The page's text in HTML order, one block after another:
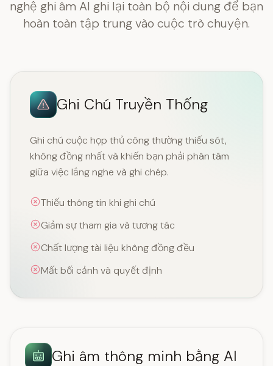
nghệ ghi âm AI ghi lại toàn bộ nội dung để bạn
hoàn toàn tập trung vào cuộc trò chuyện.
Ghi Chú Truyền Thống
Ghi chú cuộc họp thủ công thường thiếu sót,
không đồng nhất và khiến bạn phải phân tâm
giữa việc lắng nghe và ghi chép.
Thiếu thông tin khi ghi chú
Giảm sự tham gia và tương tác
Chất lượng tài liệu không đồng đều
Mất bối cảnh và quyết định
Ghi âm thông minh bằng AI